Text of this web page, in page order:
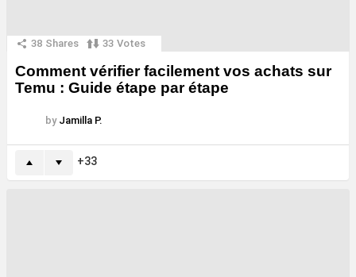
38 Shares 33 Votes
Comment vérifier facilement vos achats sur
Temu : Guide étape par étape
by Jamilla P.
33